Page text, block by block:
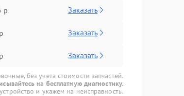
р Заказать
Заказать
Заказать
без учета стоимости запчастей.
на бесплатную диагностику.
и укажем на неисправность.